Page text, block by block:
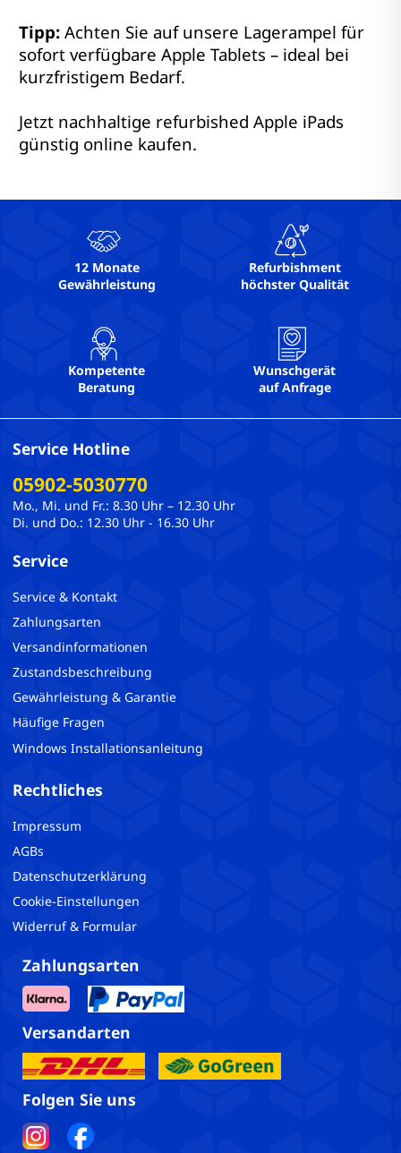
Tipp: Achten Sie auf unsere Lagerampel für
sofort verfügbare Apple Tablets – ideal bei
kurzfristigem Bedarf.
Jetzt nachhaltige refurbished Apple iPads
günstig online kaufen.
12 Monate
Gewährleistung
Refurbishment
höchster Qualität
Kompetente
Beratung
Wunschgerät
auf Anfrage
Service Hotline
05902-5030770
Mo., Mi. und Fr.: 8.30 Uhr – 12.30 Uhr
Di. und Do.: 12.30 Uhr - 16.30 Uhr
Service
Service & Kontakt
Zahlungsarten
Versandinformationen
Zustandsbeschreibung
Gewährleistung & Garantie
Häufige Fragen
Windows Installationsanleitung
Rechtliches
Impressum
AGBs
Datenschutzerklärung
Cookie-Einstellungen
Widerruf & Formular
Zahlungsarten
Versandarten
Folgen Sie uns